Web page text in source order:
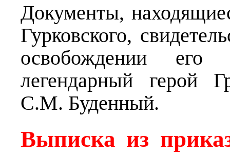
Документы,
Гурковского,
освобождении его
легендарный герой
С.М. Буденный.
Выписка из